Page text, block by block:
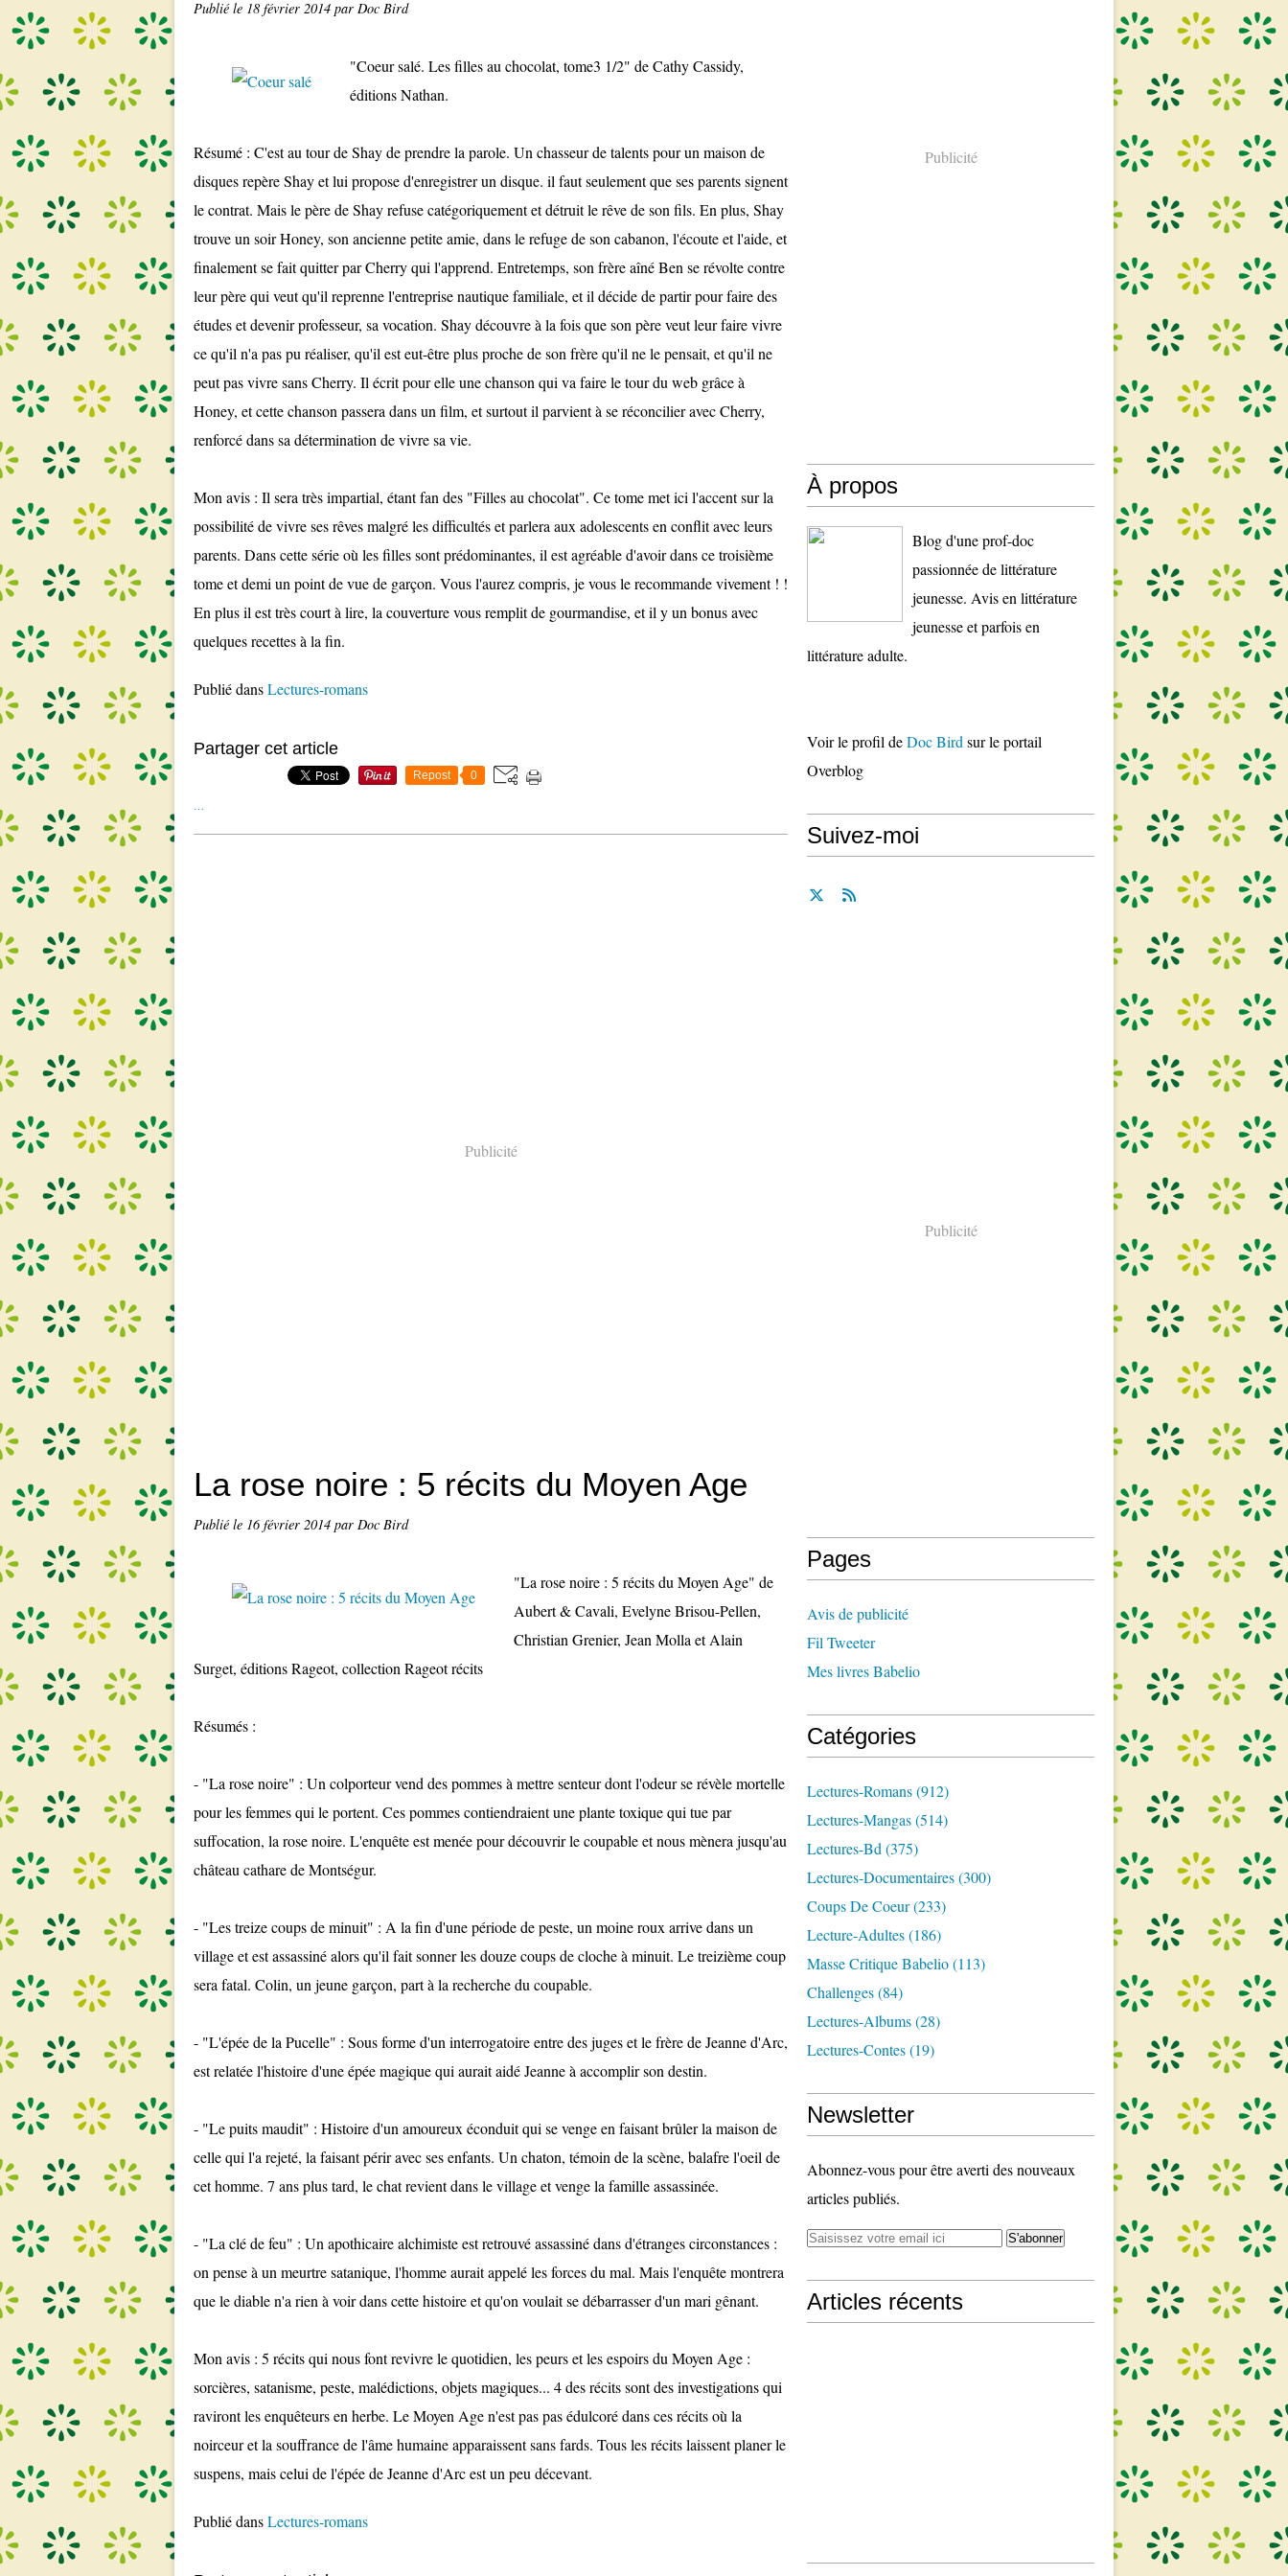
Publié le 18 février 2014 par Doc Bird
"Coeur salé. Les filles au chocolat, tome3 1/2" de Cathy Cassidy,
éditions Nathan.
Résumé : C'est au tour de Shay de prendre la parole. Un chasseur de talents pour un maison de
disques repère Shay et lui propose d'enregistrer un disque. il faut seulement que ses parents signent
le contrat. Mais le père de Shay refuse catégoriquement et détruit le rêve de son fils. En plus, Shay
trouve un soir Honey, son ancienne petite amie, dans le refuge de son cabanon, l'écoute et l'aide, et
finalement se fait quitter par Cherry qui l'apprend. Entretemps, son frère aîné Ben se révolte contre
leur père qui veut qu'il reprenne l'entreprise nautique familiale, et il décide de partir pour faire des
études et devenir professeur, sa vocation. Shay découvre à la fois que son père veut leur faire vivre
ce qu'il n'a pas pu réaliser, qu'il est eut-être plus proche de son frère qu'il ne le pensait, et qu'il ne
peut pas vivre sans Cherry. Il écrit pour elle une chanson qui va faire le tour du web grâce à
Honey, et cette chanson passera dans un film, et surtout il parvient à se réconcilier avec Cherry,
renforcé dans sa détermination de vivre sa vie.
Mon avis : Il sera très impartial, étant fan des "Filles au chocolat". Ce tome met ici l'accent sur la
possibilité de vivre ses rêves malgré les difficultés et parlera aux adolescents en conflit avec leurs
parents. Dans cette série où les filles sont prédominantes, il est agréable d'avoir dans ce troisième
tome et demi un point de vue de garçon. Vous l'aurez compris, je vous le recommande vivement ! !
En plus il est très court à lire, la couverture vous remplit de gourmandise, et il y un bonus avec
quelques recettes à la fin.
Publié dansLectures-romans
Partager cet article
Repost 0
…
Publicité
La rose noire : 5 récits du Moyen Age
Publié le 16 février 2014 par Doc Bird
"La rose noire : 5 récits du Moyen Age" de
Aubert & Cavali, Evelyne Brisou-Pellen,
Christian Grenier, Jean Molla et Alain
Surget, éditions Rageot, collection Rageot récits
Résumés :
- "La rose noire" : Un colporteur vend des pommes à mettre senteur dont l'odeur se révèle mortelle
pour les femmes qui le portent. Ces pommes contiendraient une plante toxique qui tue par
suffocation, la rose noire. L'enquête est menée pour découvrir le coupable et nous mènera jusqu'au
château cathare de Montségur.
- "Les treize coups de minuit" : A la fin d'une période de peste, un moine roux arrive dans un
village et est assassiné alors qu'il fait sonner les douze coups de cloche à minuit. Le treizième coup
sera fatal. Colin, un jeune garçon, part à la recherche du coupable.
- "L'épée de la Pucelle" : Sous forme d'un interrogatoire entre des juges et le frère de Jeanne d'Arc,
est relatée l'histoire d'une épée magique qui aurait aidé Jeanne à accomplir son destin.
- "Le puits maudit" : Histoire d'un amoureux éconduit qui se venge en faisant brûler la maison de
celle qui l'a rejeté, la faisant périr avec ses enfants. Un chaton, témoin de la scène, balafre l'oeil de
cet homme. 7 ans plus tard, le chat revient dans le village et venge la famille assassinée.
- "La clé de feu" : Un apothicaire alchimiste est retrouvé assassiné dans d'étranges circonstances :
on pense à un meurtre satanique, l'homme aurait appelé les forces du mal. Mais l'enquête montrera
que le diable n'a rien à voir dans cette histoire et qu'on voulait se débarrasser d'un mari gênant.
Mon avis : 5 récits qui nous font revivre le quotidien, les peurs et les espoirs du Moyen Age :
sorcières, satanisme, peste, malédictions, objets magiques... 4 des récits sont des investigations qui
raviront les enquêteurs en herbe. Le Moyen Age n'est pas pas édulcoré dans ces récits où la
noirceur et la souffrance de l'âme humaine apparaissent sans fards. Tous les récits laissent planer le
suspens, mais celui de l'épée de Jeanne d'Arc est un peu décevant.
Publié dansLectures-romans
Publicité
À propos
Blog d'une prof-doc
passionnée de littérature
jeunesse. Avis en littérature
jeunesse et parfois en
littérature adulte.
Voir le profil deDoc Bird sur le portail
Overblog
Suivez-moi
Publicité
Pages
Avis de publicité
Fil Tweeter
Mes livres Babelio
Catégories
Lectures-Romans(912)
Lectures-Mangas(514)
Lectures-Bd (375)
Lectures-Documentaires(300)
Coups De Coeur(233)
Lecture-Adultes(186)
Masse Critique Babelio(113)
Challenges(84)
Lectures-Albums(28)
Lectures-Contes(19)
Newsletter
Abonnez-vous pour être averti des nouveaux
articles publiés.
Articles récents